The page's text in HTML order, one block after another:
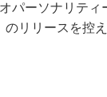
パーソナリテ
リリースを控え